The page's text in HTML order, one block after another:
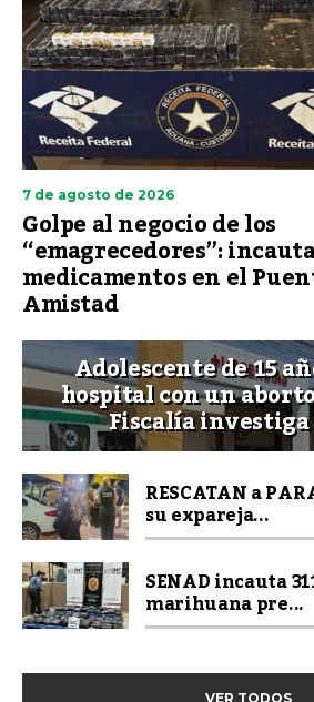
7 de agosto de 2026
Golpe al negocio de los
“emagrecedores”:
medicamentos en el
Amistad
Adolescente de 15
hospital con un
Fiscalía investiga
RESCATAN a
su expareja...
SENAD incauta
marihuana pre...
VER TODOS